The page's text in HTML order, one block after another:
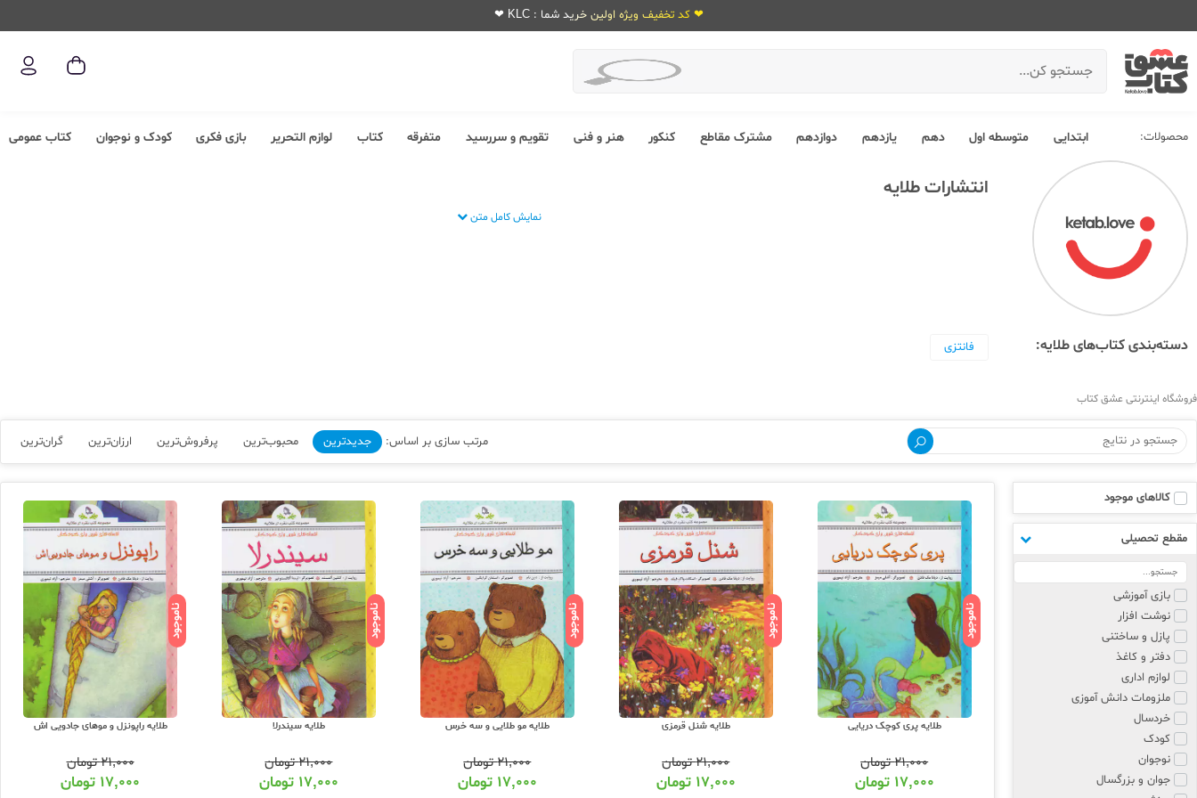
❤ کد تخفیف ویژه اولین خرید شما : KLC ❤
محصولات: ابتدایی متوسطه اول دهم یازدهم دوازدهم مشترک مقاطع کنکور هنر و فنی تقویم و سررسید متفرقه کتاب لوازم التحریر بازی فکری کودک و نوجوان کتاب عمومی
انتشارات طلایه
نمایش کامل متن
دسته‌بندی کتاب‌های طلایه: فانتزی
فروشگاه اینترنتی عشق کتاب
مرتب سازی بر اساس: جدیدترین محبوب‌ترین پرفروش‌ترین ارزان‌ترین گران‌ترین
کالاهای موجود
مقطع تحصیلی
بازی آموزشی
نوشت افزار
پازل و ساختنی
دفتر و کاغذ
لوازم اداری
ملزومات دانش آموزی
خردسال
کودک
نوجوان
جوان و بزرگسال
ناموجود
طلایه پری کوچک دریایی
۲۱,۰۰۰تومان
۱۷,۰۰۰ تومان
ناموجود
طلایه شنل قرمزی
۲۱,۰۰۰تومان
۱۷,۰۰۰ تومان
ناموجود
طلایه مو طلایی و سه خرس
۲۱,۰۰۰تومان
۱۷,۰۰۰ تومان
ناموجود
طلایه سیندرلا
۲۱,۰۰۰تومان
۱۷,۰۰۰ تومان
ناموجود
طلایه راپونزل و موهای جادویی اش
۲۱,۰۰۰تومان
۱۷,۰۰۰ تومان